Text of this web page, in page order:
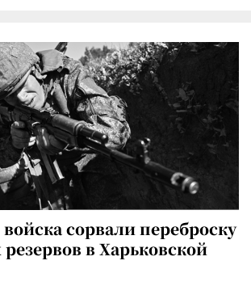
сорвали переброску
в Харьковской